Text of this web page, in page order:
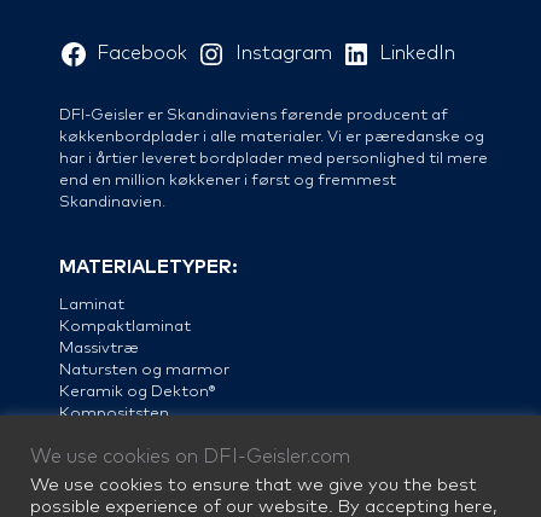
Facebook Instagram LinkedIn
DFI-Geisler er Skandinaviens førende producent af
køkkenbordplader i alle materialer. Vi er pæredanske og
har i årtier leveret bordplader med personlighed til mere
end en million køkkener i først og fremmest
Skandinavien.
MATERIALETYPER:
Laminat
Kompaktlaminat
Massivtræ
Natursten og marmor
Keramik og Dekton®
Kompositsten
Stål
We use cookies on DFI-Geisler.com
We use cookies to ensure that we give you the best
possible experience of our website. By accepting here,